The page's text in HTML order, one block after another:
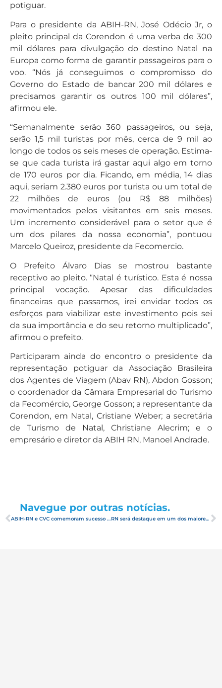
potiguar.
Para o presidente da ABIH-RN, José Odécio Jr, o
pleito principal da Corendon é uma verba de 300
mil dólares para divulgação do destino Natal na
Europa como forma de garantir passageiros para o
voo. “Nós já conseguimos o compromisso do
Governo do Estado de bancar 200 mil dólares e
precisamos garantir os outros 100 mil dólares”,
afirmou ele.
“Semanalmente serão 360 passageiros, ou seja,
serão 1,5 mil turistas por mês, cerca de 9 mil ao
longo de todos os seis meses de operação. Estima-
se que cada turista irá gastar aqui algo em torno
de 170 euros por dia. Ficando, em média, 14 dias
aqui, seriam 2.380 euros por turista ou um total de
22 milhões de euros (ou R$ 88 milhões)
movimentados pelos visitantes em seis meses.
Um incremento considerável para o setor que é
um dos pilares da nossa economia”, pontuou
Marcelo Queiroz, presidente da Fecomercio.
O Prefeito Álvaro Dias se mostrou bastante
receptivo ao pleito. “Natal é turístico. Esta é nossa
principal vocação. Apesar das dificuldades
financeiras que passamos, irei envidar todos os
esforços para viabilizar este investimento pois sei
da sua importância e do seu retorno multiplicado”,
afirmou o prefeito.
Participaram ainda do encontro o presidente da
representação potiguar da Associação Brasileira
dos Agentes de Viagem (Abav RN), Abdon Gosson;
o coordenador da Câmara Empresarial do Turismo
da Fecomércio, George Gosson; a representante da
Corendon, em Natal, Cristiane Weber; a secretária
de Turismo de Natal, Christiane Alecrim; e o
empresário e diretor da ABIH RN, Manoel Andrade.
Navegue por outras notícias.
ABIH-RN e CVC comemoram sucesso em ação promocional no Interior de São Paulo RN será destaque em um dos maiores eventos do turismo na Europa